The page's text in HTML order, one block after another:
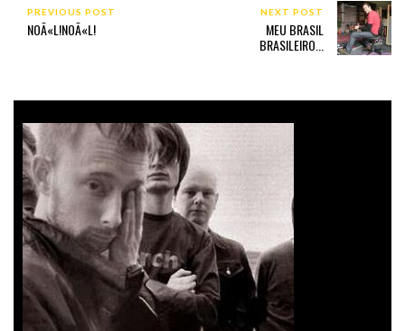
PREVIOUS POST
NOÃ«L!NOÃ«L!
NEXT POST
MEU BRASIL
BRASILEIRO...